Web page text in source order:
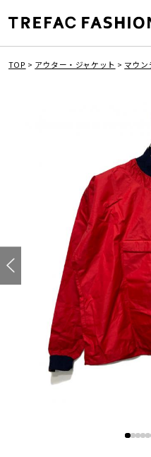
TOP > アウター・ジャケット > マウン